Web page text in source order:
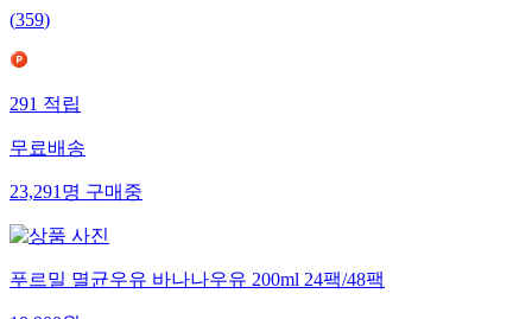
(359)
291적립
무료배송
23,291명구매중
푸르밀 멸균우유 바나나우유 200ml 24팩/48팩